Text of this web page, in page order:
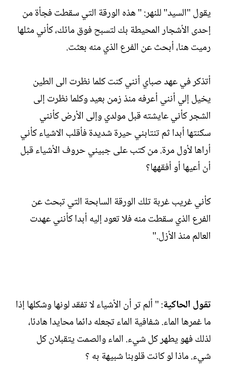
يقول "السيد" للنهر: " هذه الورقة التي سقطت فجأة من
إحدى الأشجار المحيطة بك لتسبح فوق مائك، كأني مثلها
رميت هنا، أبحث عن الفرع الذي منه بعثت.
أتذكر في عهد صباي أنني كنت كلما نظرت الى الطين
يخيل إلي أنني أعرفه منذ زمن بعيد وكلما نظرت إلى
الشجر كأني عايشته قبل مولدي وإلى الأرض كأنني
سكنتها أبدا ثم تنتابني حيرة شديدة فأقلب الاشياء كأني
أراها لأول مرة. من كتب على جبيني حروف الأشياء قبل
أن أعيها أو أفقهها؟
كأني غريب غربة تلك الورقة السابحة التي تبحث عن
الفرع الذي سقطت منه فلا تعود إليه أبدا كأنني عهدت
العالم منذ الأزل."
تقول الحاكية: " ألم تر أن الأشياء لا تفقد لونها وشكلها إذا
ما غمرها الماء. شفافية الماء تجعله دائما محايدا هادئا،
لذلك فهو يطهر كل شيء. الماء والصمت يتقبلان كل
شيء. ماذا لو كانت قلوبنا شبيهة به ؟